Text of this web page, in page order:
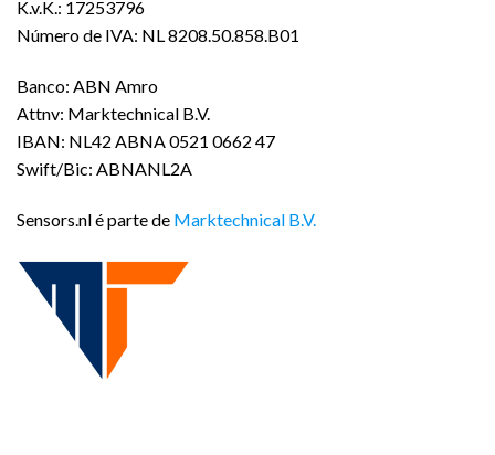
K.v.K.: 17253796
Número de IVA: NL 8208.50.858.B01
Banco: ABN Amro
Attnv: Marktechnical B.V.
IBAN: NL42 ABNA 0521 0662 47
Swift/Bic: ABNANL2A
Sensors.nl é parte de Marktechnical B.V.